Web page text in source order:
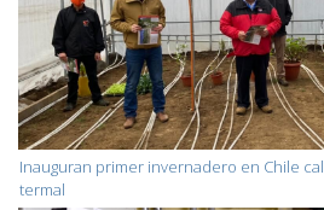
Inauguran primer invernadero en Chile
termal